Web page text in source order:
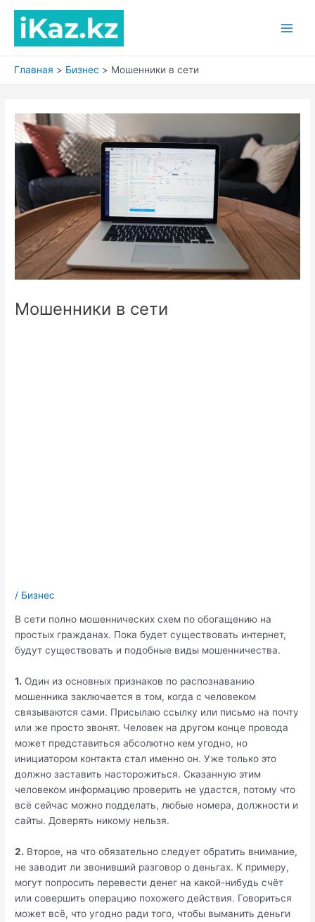
содержимому
Главная Бизнес Мошенники в сети
Мошенники в сети
/ Бизнес
В сети полно мошеннических схем по обогащению на
простых гражданах. Пока будет существовать интернет,
будут существовать и подобные виды мошенничества.
1. Один из основных признаков по распознаванию
мошенника заключается в том, когда с человеком
связываются сами. Присылаю ссылку или письмо на почту
или же просто звонят. Человек на другом конце провода
может представиться абсолютно кем угодно, но
инициатором контакта стал именно он. Уже только это
должно заставить насторожиться. Сказанную этим
человеком информацию проверить не удастся, потому что
всё сейчас можно подделать, любые номера, должности и
сайты. Доверять никому нельзя.
2. Второе, на что обязательно следует обратить внимание,
не заводит ли звонивший разговор о деньгах. К примеру,
могут попросить перевести денег на какой-нибудь счёт
или совершить операцию похожего действия. Говориться
может всё, что угодно ради того, чтобы выманить деньги